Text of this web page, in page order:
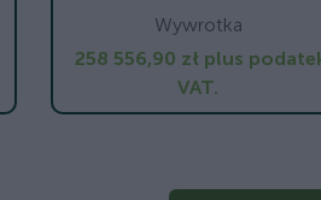
Wywrotka
258 556,90 zł plus
VAT.